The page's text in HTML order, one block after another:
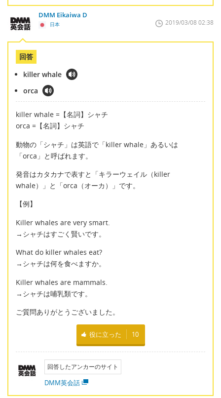
DMM Eikaiwa D
日本 2019/03/08 02:38
回答
killer whale
orca
killer whale =【名詞】シャチ
orca =【名詞】シャチ
動物の「シャチ」は英語で「killer whale」あるいは
「orca」と呼ばれます。
発音はカタカナで表すと「キラーウェイル（killer
whale）」と「orca（オーカ）」です。
【例】
Killer whales are very smart.
→シャチはすごく賢いです。
What do killer whales eat?
→シャチは何を食べますか。
Killer whales are mammals.
→シャチは哺乳類です。
ご質問ありがとうございました。
役に立った 10
回答したアンカーのサイト
DMM英会話